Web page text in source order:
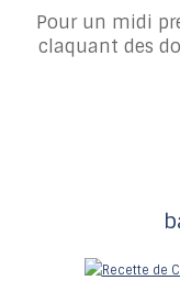
Pour un midi
claquant des